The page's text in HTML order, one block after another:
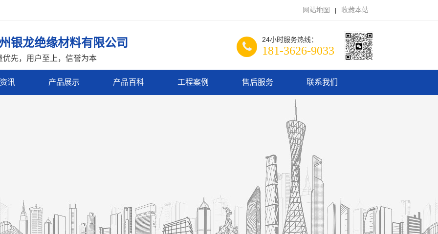
网站地图 收藏本站
银龙绝缘材料有限公司
优先，用户至上，信誉为本
24小时服务热线：
181-3626-9033
讯 产品展示 产品百科 工程案例 售后服务 联系我们